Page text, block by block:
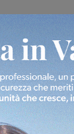
per
mentre la
termina 1-0
minuti non